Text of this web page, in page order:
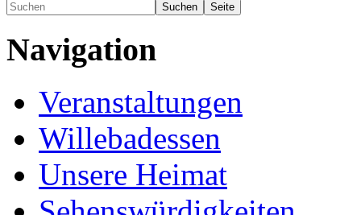
Navigation
Veranstaltungen
Willebadessen
Unsere Heimat